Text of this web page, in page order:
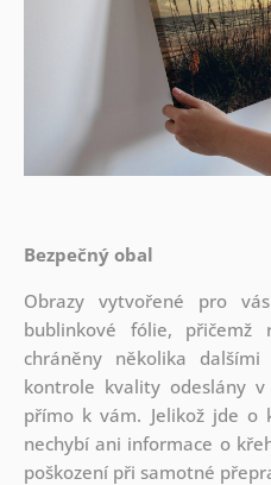
Bezpečný obal
Obrazy vytvořené pro
bublinkové fólie, přičemž
chráněny několika dalšími
kontrole kvality odeslány v
přímo k vám. Jelikož jde o
nechybí ani informace o
poškození při samotné